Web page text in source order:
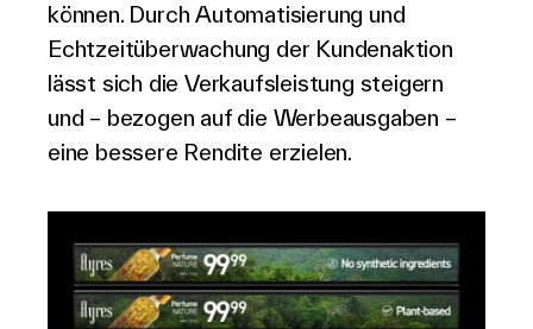
können. Durch Automatisierung und
Echtzeitüberwachung der Kundenaktion
lässt sich die Verkaufsleistung steigern
und – bezogen auf die Werbeausgaben –
eine bessere Rendite erzielen.